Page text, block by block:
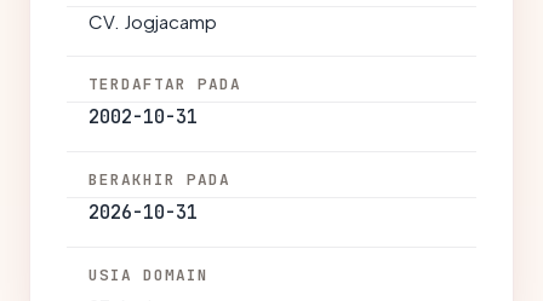
CV. Jogjacamp
TERDAFTAR PADA
2002-10-31
BERAKHIR PADA
2026-10-31
USIA DOMAIN